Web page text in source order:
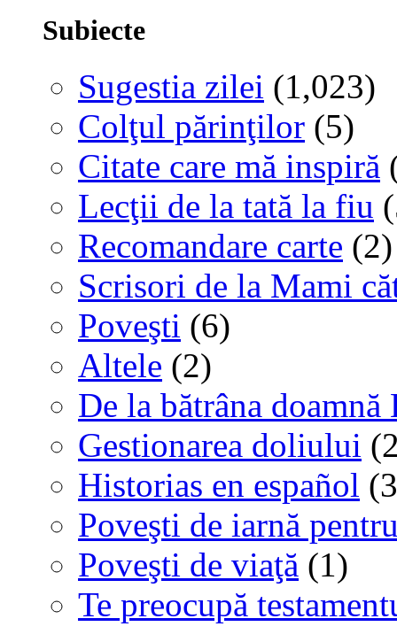
Subiecte
Sugestia zilei (1,023)
Colţul părinţilor (5)
Citate care mă inspiră
Lecţii de la tată la fiu
Recomandare carte (2)
Scrisori de la Mami
Poveşti (6)
Altele (2)
De la bătrâna
Gestionarea doliului
Historias en español
Poveşti de iarnă
Poveşti de viaţă (1)
Te preocupă